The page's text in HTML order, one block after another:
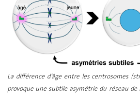
La différence d’âge entre les centrosomes
provoque une subtile asymétrie du réseau de